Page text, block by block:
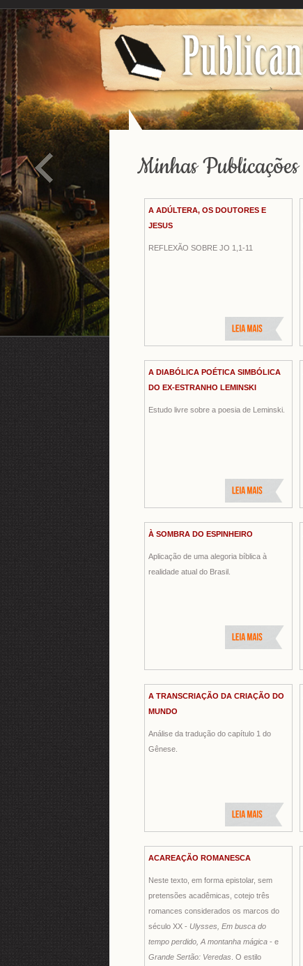
Minhas Publicações
A ADÚLTERA, OS DOUTORES E
JESUS
REFLEXÃO SOBRE JO 1,1-11
A DIABÓLICA POÉTICA SIMBÓLICA
DO EX-ESTRANHO LEMINSKI
Estudo livre sobre a poesia de Leminski.
À SOMBRA DO ESPINHEIRO
Aplicação de uma alegoria bíblica à
realidade atual do Brasil.
A TRANSCRIAÇÃO DA CRIAÇÃO DO
MUNDO
Análise da tradução do capítulo 1 do
Gênese.
ACAREAÇÃO ROMANESCA
Neste texto, em forma epistolar, sem
pretensões acadêmicas, cotejo três
romances considerados os marcos do
século XX - Ulysses, Em busca do
tempo perdido, A montanha mágica - e
Grande Sertão: Veredas . O estilo